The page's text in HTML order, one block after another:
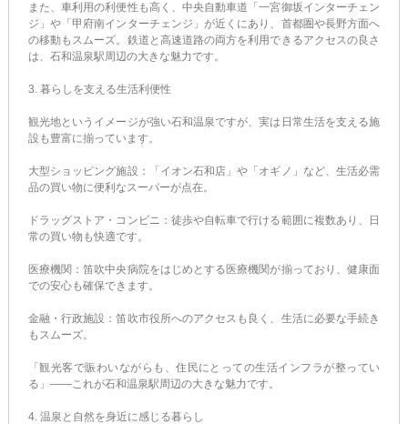
また、車利用の利便性も高く、中央自動車道「一宮御坂インターチェン
ジ」や「甲府南インターチェンジ」が近くにあり、首都圏や長野方面へ
の移動もスムーズ。鉄道と高速道路の両方を利用できるアクセスの良さ
は、石和温泉駅周辺の大きな魅力です。
3. 暮らしを支える生活利便性
観光地というイメージが強い石和温泉ですが、実は日常生活を支える施
設も豊富に揃っています。
大型ショッピング施設：「イオン石和店」や「オギノ」など、生活必需
品の買い物に便利なスーパーが点在。
ドラッグストア・コンビニ：徒歩や自転車で行ける範囲に複数あり、日
常の買い物も快適です。
医療機関：笛吹中央病院をはじめとする医療機関が揃っており、健康面
での安心も確保できます。
金融・行政施設：笛吹市役所へのアクセスも良く、生活に必要な手続き
もスムーズ。
「観光客で賑わいながらも、住民にとっての生活インフラが整ってい
る」――これが石和温泉駅周辺の大きな魅力です。
4. 温泉と自然を身近に感じる暮らし